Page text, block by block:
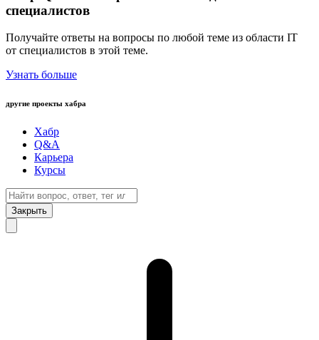
специалистов
Получайте ответы на вопросы по любой теме из области IT
от специалистов в этой теме.
Узнать больше
другие проекты хабра
Хабр
Q&A
Карьера
Курсы
Закрыть